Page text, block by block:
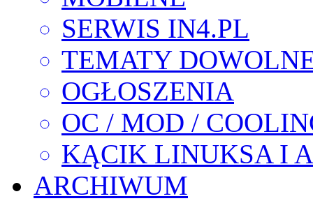
SERWIS IN4.PL
TEMATY
OGŁOSZENIA
OC / MOD /
KĄCIK LINUKSA I
ARCHIWUM